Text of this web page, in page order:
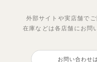
外部サイトや実店舗で
在庫などは各店舗に お問
お問い合わせ